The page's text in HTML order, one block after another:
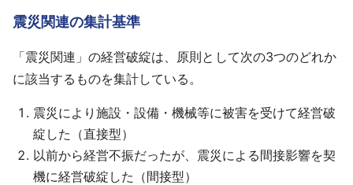
震災関連の集計基準
「震災関連」の経営破綻は、原則として次の3つのどれか
に該当するものを集計している。
震災により施設・設備・機械等に被害を受けて経営破
綻した（直接型）
以前から経営不振だったが、震災による間接影響を契
機に経営破綻した（間接型）